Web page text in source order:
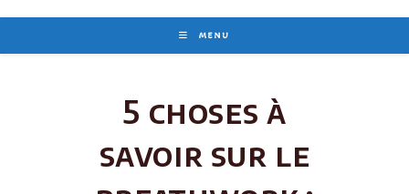
MENU
5 choses à
savoir sur le